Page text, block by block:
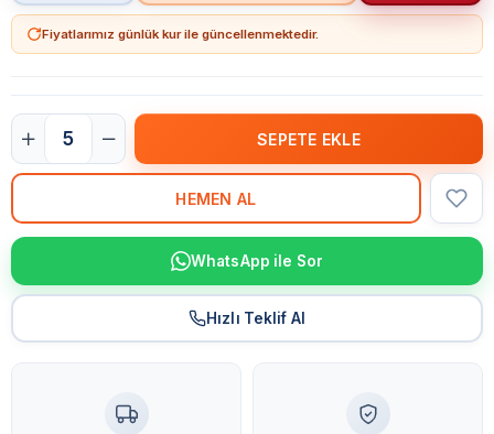
Fiyatlarımız günlük kur ile güncellenmektedir.
WhatsApp ile Sor
Hızlı Teklif Al